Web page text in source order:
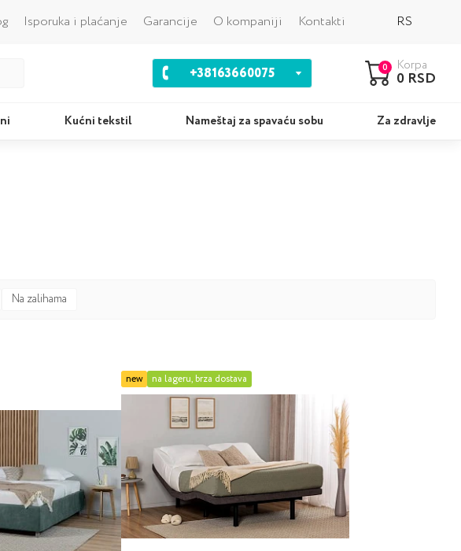
Isporuka i plaćanje Garancije O kompaniji Kontakti RS
+38163660075 0 Korpa
0 RSD
Kućni tekstil Nameštaj za spavaću sobu Za zdravlje
Nazad
s kutijom za posteljinu
Na zalihama
new na lageru, brza dostava